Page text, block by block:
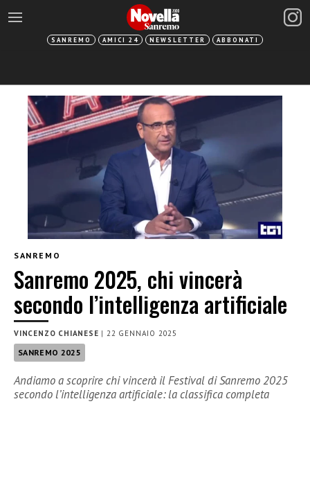
SANREMO AMICI 24 NEWSLETTER ABBONATI
SANREMO
Sanremo 2025, chi vincerà
secondo l’intelligenza artificiale
VINCENZO CHIANESE |22 GENNAIO 2025
SANREMO 2025
Andiamo a scoprire chi vincerà il Festival di Sanremo 2025
secondo l’intelligenza artificiale: la classifica completa